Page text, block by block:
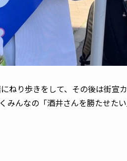
り歩きをして、その後は街宣カ
みんなの「酒井さんを勝たせた